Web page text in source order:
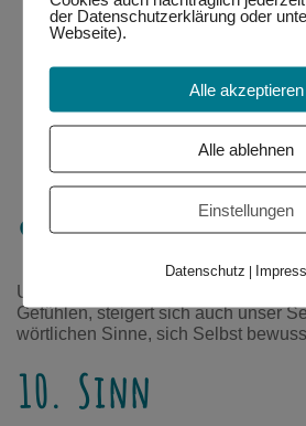
9. Präsenz
Umso wacher wir sind und in
Gefühlen, steigert sich auch unser
wörtlichen Sinne, sich Selbst
10. Sinn
der Datenschutzerklärung oder
Webseite).
Alle akzeptieren
Alle ablehnen
Einstellungen
Datenschutz |